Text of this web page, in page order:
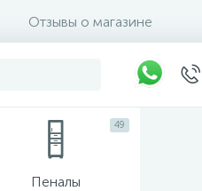
Отзывы о магазине
Пеналы
49